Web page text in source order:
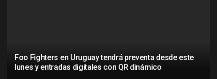
Foo Fighters en Uruguay tendrá preventa desde este
lunes y entradas digitales con QR dinámico